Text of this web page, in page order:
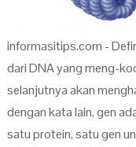
informasitips.com -
dari DNA yang meng-
selanjutnya akan
dengan kata lain, gen
satu protein, satu gen